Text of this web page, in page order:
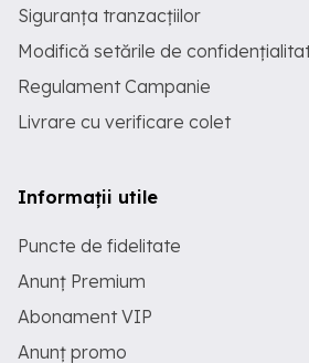
Siguranța tranzacțiilor
Modifică setările de
Regulament Campanie
Livrare cu verificare colet
Informații utile
Puncte de fidelitate
Anunț Premium
Abonament VIP
Anunț promo